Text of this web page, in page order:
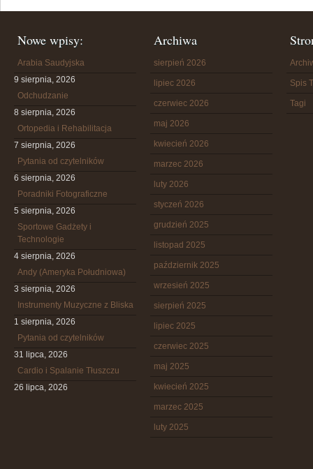
Nowe wpisy:
Arabia Saudyjska
9 sierpnia, 2026
Odchudzanie
8 sierpnia, 2026
Ortopedia i Rehabilitacja
7 sierpnia, 2026
Pytania od czytelników
6 sierpnia, 2026
Poradniki Fotograficzne
5 sierpnia, 2026
Sportowe Gadżety i
Technologie
4 sierpnia, 2026
Andy (Ameryka Południowa)
3 sierpnia, 2026
Instrumenty Muzyczne z Bliska
1 sierpnia, 2026
Pytania od czytelników
31 lipca, 2026
Cardio i Spalanie Tłuszczu
26 lipca, 2026
Archiwa
sierpień 2026
lipiec 2026
czerwiec 2026
maj 2026
kwiecień 2026
marzec 2026
luty 2026
styczeń 2026
grudzień 2025
listopad 2025
październik 2025
wrzesień 2025
sierpień 2025
lipiec 2025
czerwiec 2025
maj 2025
kwiecień 2025
marzec 2025
luty 2025
Spis
Tagi